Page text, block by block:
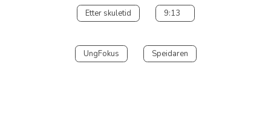
Etter skuletid 9:13
UngFokus Speidaren